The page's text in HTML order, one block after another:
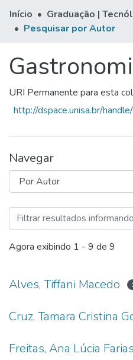
Início Graduação |
Pesquisar por Autor
URI Permanente para esta
http://dspace.unisa.br/
Navegar
Navegando
Agora exibindo 1 - 9 de 9
Alves, Tiffani Macedo
Cruz, Tamara Cristina
Freitas, Ana Lúcia Farias